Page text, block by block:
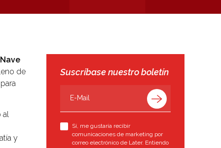
de
al
y
Suscríbase nuestro boletín
Sí, me gustaría recibir
comunicaciones de marketing por
correo electrónico de Later. Entiendo